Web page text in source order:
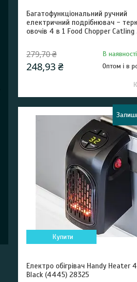
Багатофункціональний ручний
електричний подрібнювач -
овочів 4 в 1 Food Chopper Catling
279,70 ₴
248,93 ₴
В наявності
Оптом і в
Купити
Електро обігрівач Handy Heater
Black (4445) 28325